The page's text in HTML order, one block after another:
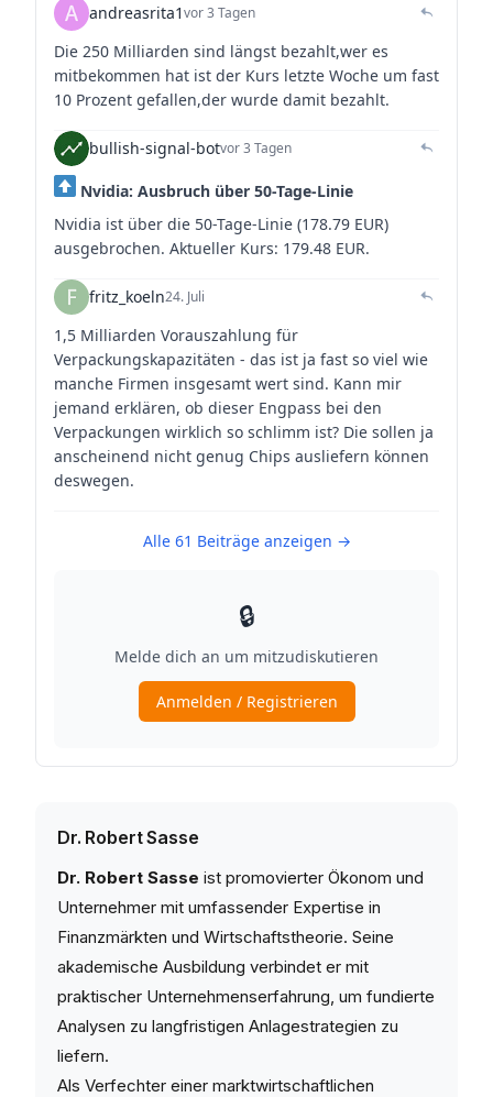
Dr. Robert Sasse
Dr. Robert Sasse ist promovierter Ökonom und
Unternehmer mit umfassender Expertise in
Finanzmärkten und Wirtschaftstheorie. Seine
akademische Ausbildung verbindet er mit
praktischer Unternehmenserfahrung, um fundierte
Analysen zu langfristigen Anlagestrategien zu
liefern.
Als Verfechter einer marktwirtschaftlichen